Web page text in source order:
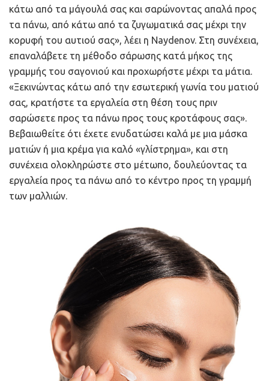
κάτω από τα μάγουλά σας και σαρώνοντας απαλά προς
τα πάνω, από κάτω από τα ζυγωματικά σας μέχρι την
κορυφή του αυτιού σας», λέει η Naydenov. Στη συνέχεια,
επαναλάβετε τη μέθοδο σάρωσης κατά μήκος της
γραμμής του σαγονιού και προχωρήστε μέχρι τα μάτια.
«Ξεκινώντας κάτω από την εσωτερική γωνία του ματιού
σας, κρατήστε τα εργαλεία στη θέση τους πριν
σαρώσετε προς τα πάνω προς τους κροτάφους σας».
Βεβαιωθείτε ότι έχετε ενυδατώσει καλά με μια μάσκα
ματιών ή μια κρέμα για καλό «γλίστρημα», και στη
συνέχεια ολοκληρώστε στο μέτωπο, δουλεύοντας τα
εργαλεία προς τα πάνω από το κέντρο προς τη γραμμή
των μαλλιών.